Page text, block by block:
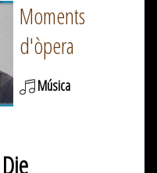
Moments
d'òpera
Música